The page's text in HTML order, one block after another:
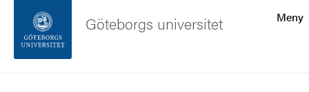
Sidfoten
Meny
Göteborgs universitet